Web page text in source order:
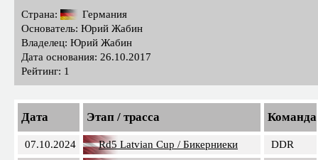
Страна:
Германия
Основатель: Юрий Жабин
Владелец: Юрий Жабин
Дата основания: 26.10.2017
Рейтинг: 1
Дата Этап / трасса Команда
07.10.2024 Rd5 Latvian Cup / Бикерниеки
DDR